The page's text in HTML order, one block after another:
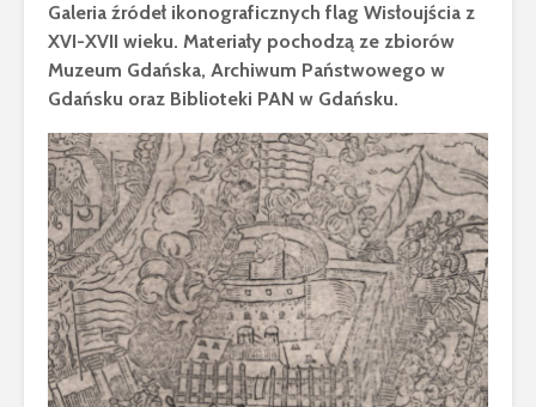
Galeria źródeł ikonograficznych flag Wisłoujścia z
XVI-XVII wieku. Materiały pochodzą ze zbiorów
Muzeum Gdańska, Archiwum Państwowego w
Gdańsku oraz Biblioteki PAN w Gdańsku.